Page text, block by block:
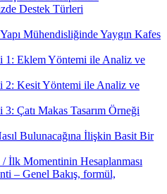
Destek Türleri
Mühendisliğinde Yaygın Kafes
1: Eklem Yöntemi ile Analiz ve
2: Kesit Yöntemi ile Analiz ve
Çatı Makas Tasarım Örneği
Bulunacağına İlişkin Basit Bir
İlk Momentinin Hesaplanması
– Genel Bakış, formül,